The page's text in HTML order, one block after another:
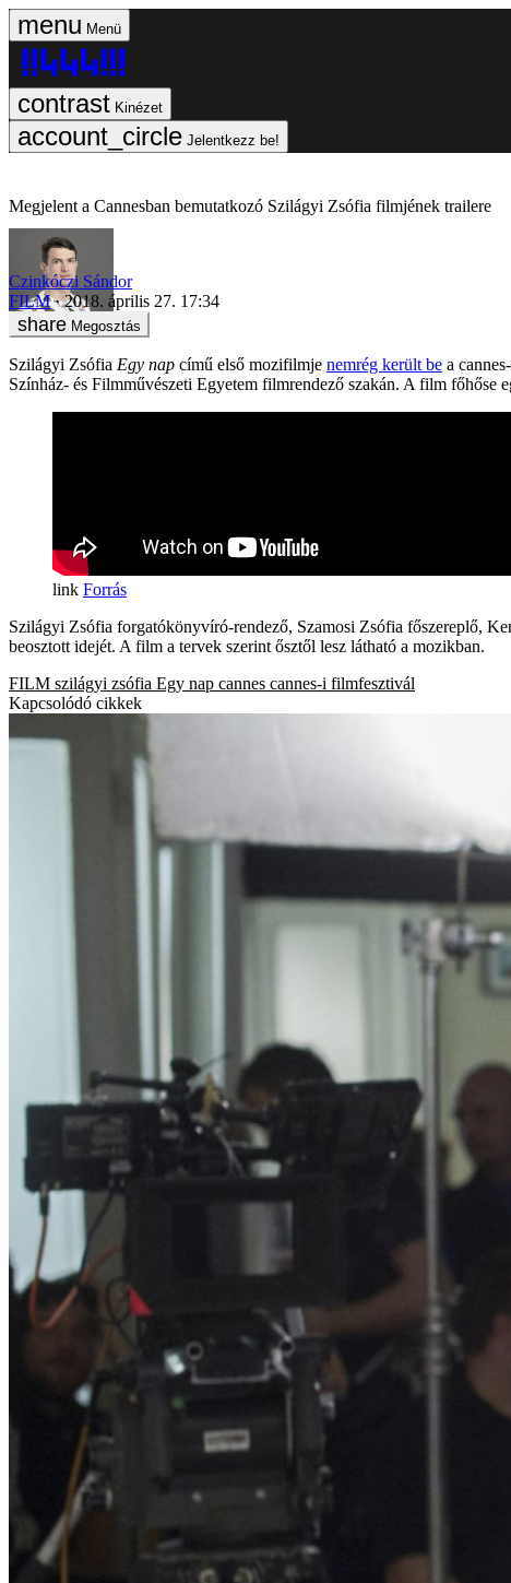
Menü
Kinézet
Jelentkezz be!
Megjelent a Cannesban bemutatkozó Szilágyi Zsófia filmjének trailere
Czinkóczi Sándor
FILM
2018. április 27. 17:34
Megosztás
Szilágyi Zsófia Egy nap című első mozifilmje nemrég került be a
Színház- és Filmművészeti Egyetem filmrendező szakán. A film főhőse
Forrás
Szilágyi Zsófia forgatókönyvíró-rendező, Szamosi Zsófia főszereplő,
beosztott idejét. A film a tervek szerint ősztől lesz látható a mozikban.
FILM szilágyi zsófia Egy nap cannes cannes-i filmfesztivál
Kapcsolódó cikkek